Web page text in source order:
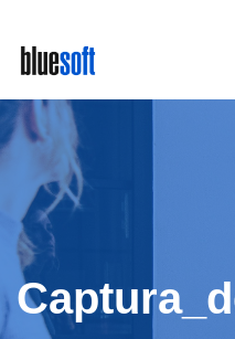
main
content